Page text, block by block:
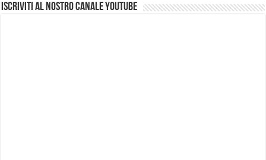
Iscriviti al nostro Canale Youtube